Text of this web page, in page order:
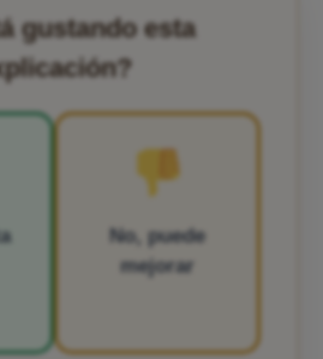
gustando esta
No, puede
mejorar